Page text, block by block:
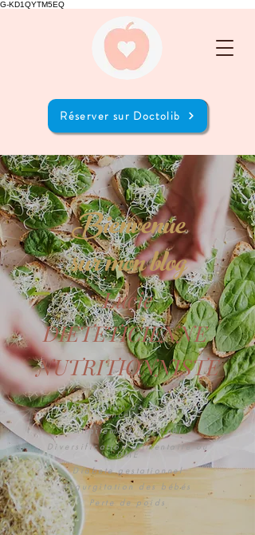
G-KD1QYTM5EQ
Réserver sur Doctolib
Bienvenue
sur mon blog
Lucie
DIETETICIENNE
NUTRITIONNISTE
Alimentation de la femme
enceinte
Allaitement maternel
Diversification alimentaire ou
DME
Diabete gestationnel
Regurgitation des bébés
Perte de poids